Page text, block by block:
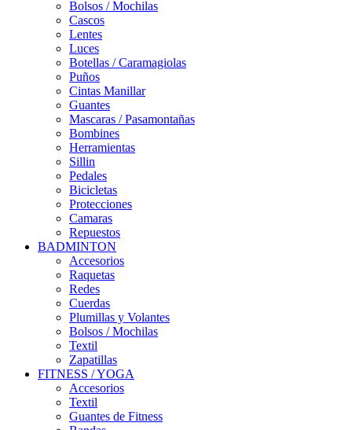
Bolsos / Mochilas
Cascos
Lentes
Luces
Botellas / Caramagiolas
Puños
Cintas Manillar
Guantes
Mascaras / Pasamontañas
Bombines
Herramientas
Sillin
Pedales
Bicicletas
Protecciones
Camaras
Repuestos
BADMINTON
Accesorios
Raquetas
Redes
Cuerdas
Plumillas y Volantes
Bolsos / Mochilas
Textil
Zapatillas
FITNESS / YOGA
Accesorios
Textil
Guantes de Fitness